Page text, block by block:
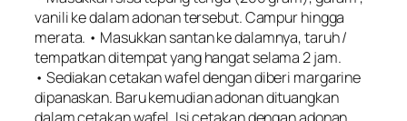
vanili ke dalam adonan tersebut. Campur hingga
merata. • Masukkan santan ke dalamnya, taruh /
tempatkan ditempat yang hangat selama 2 jam.
• Sediakan cetakan wafel dengan diberi margarine
dipanaskan. Baru kemudian adonan dituangkan